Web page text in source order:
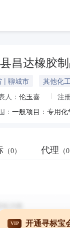
昌达橡胶
| 聊城市 其他化
人： 伦玉喜 注
：
（0） 代理 （0
VIP 开通寻标宝